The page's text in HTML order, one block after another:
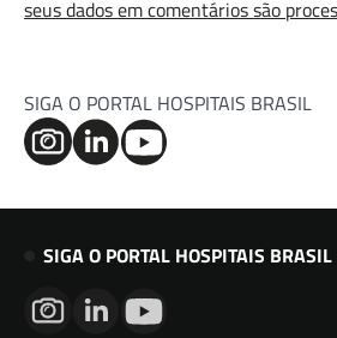
seus dados em comentários são
SIGA O PORTAL HOSPITAIS BRASIL
SIGA O PORTAL HOSPITAIS BRASIL